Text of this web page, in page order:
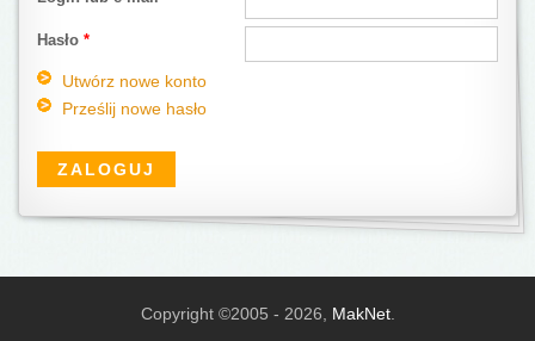
Hasło *
Utwórz nowe konto
Prześlij nowe hasło
Copyright ©2005 - 2026, MakNet.